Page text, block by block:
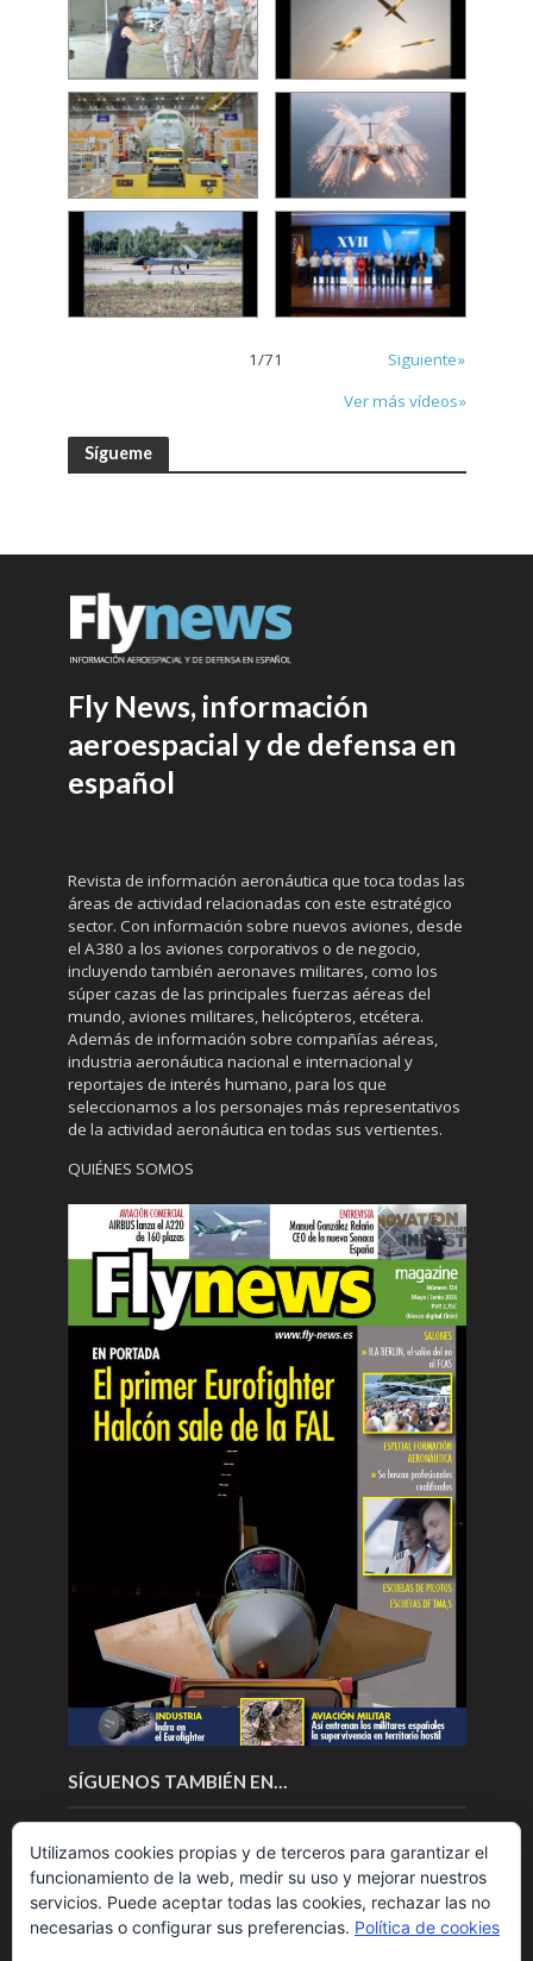
1/71
Siguiente»
Ver más vídeos»
Sígueme
Fly News, información
aeroespacial y de defensa en
español
Revista de información aeronáutica que toca todas las
áreas de actividad relacionadas con este estratégico
sector. Con información sobre nuevos aviones, desde
el A380 a los aviones corporativos o de negocio,
incluyendo también aeronaves militares, como los
súper cazas de las principales fuerzas aéreas del
mundo, aviones militares, helicópteros, etcétera.
Además de información sobre compañías aéreas,
industria aeronáutica nacional e internacional y
reportajes de interés humano, para los que
seleccionamos a los personajes más representativos
de la actividad aeronáutica en todas sus vertientes.
QUIÉNES SOMOS
SÍGUENOS TAMBIÉN EN…
Utilizamos cookies propias y de terceros para garantizar el
funcionamiento de la web, medir su uso y mejorar nuestros
servicios. Puede aceptar todas las cookies, rechazar las no
necesarias o configurar sus preferencias. Política de cookies